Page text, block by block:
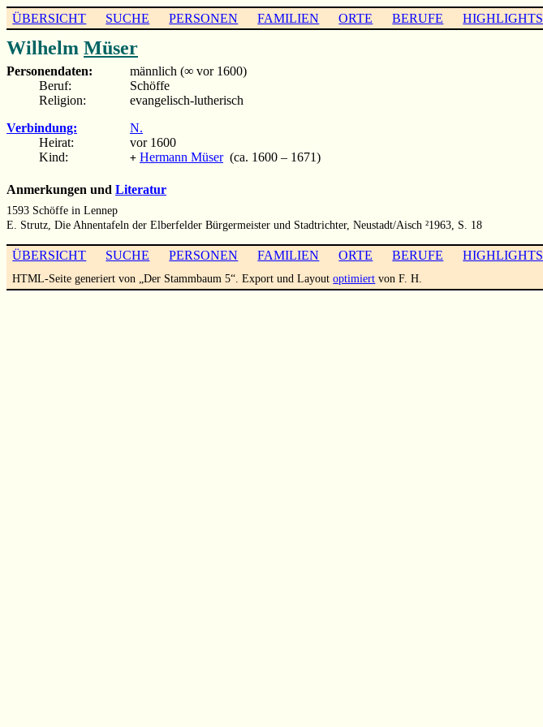
ÜBERSICHT SUCHE PERSONEN FAMILIEN ORTE BERUFE HIGHLIGHTS
Wilhelm Müser
Personendaten:
männlich (∞ vor 1600)
Beruf:
Schöffe
Religion:
evangelisch-lutherisch
Verbindung:
N.
Heirat:
vor 1600
Kind:
+ Hermann Müser(ca. 1600 – 1671)
Anmerkungen und Literatur
1593 Schöffe in Lennep
E. Strutz, Die Ahnentafeln der Elberfelder Bürgermeister und Stadtrichter, Neustadt/Aisch ²1963, S. 18
ÜBERSICHT SUCHE PERSONEN FAMILIEN ORTE BERUFE HIGHLIGHTS
HTML-Seite generiert von „Der Stammbaum 5“. Export und Layoutoptimiert von F. H.